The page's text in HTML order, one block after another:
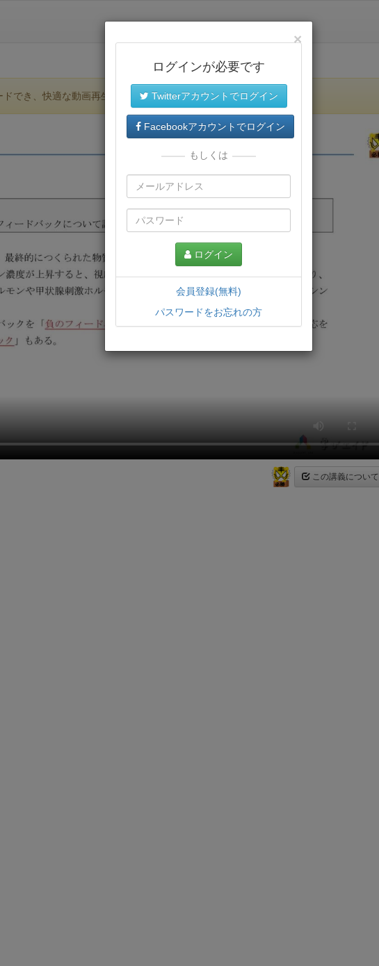
でき、快適な動画再生環境が提供されます。
この講義について
×
ログインが必要です
Twitterアカウントでログイン
Facebookアカウントでログイン
もしくは
ログイン
会員登録(無料)
パスワードをお忘れの方